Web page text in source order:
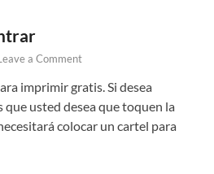
a Comment
imprimir gratis. Si desea
usted desea que toquen la
colocar un cartel para